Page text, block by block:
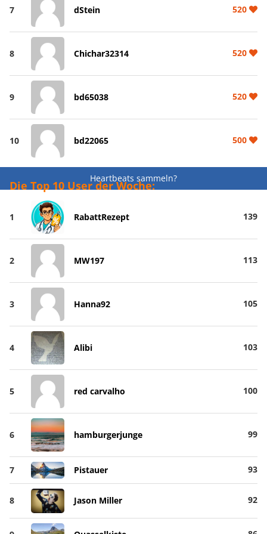
7 dStein 520
8 Chichar32314 520
9 bd65038 520
10 bd22065 500
Heartbeats sammeln?
Die Top 10 User der Woche:
1 RabattRezept 139
2 MW197 113
3 Hanna92 105
4 Alibi 103
5 red carvalho 100
6 hamburgerjunge 99
7 Pistauer 93
8 Jason Miller 92